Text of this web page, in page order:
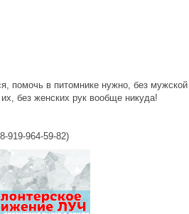
помочь в питомнике нужно, без мужской
без женских рук вообще никуда!
919-964-59-82)